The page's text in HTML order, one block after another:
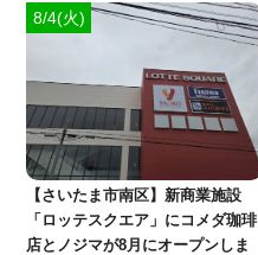
8/4(火)
【さいたま市南区】新商業施設
「ロッテスクエア」にコメダ珈琲
店とノジマが8月にオープンしま